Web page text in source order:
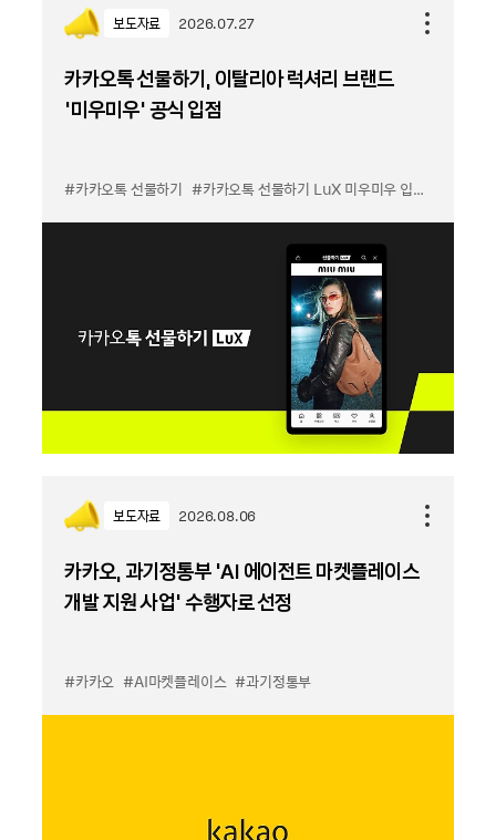
보도자료 2026.07.27
카카오톡 선물하기, 이탈리아 럭셔리 브랜드
'미우미우' 공식 입점
#카카오톡 선물하기 #카카오톡 선물하기 LuX 미우미우 입점
보도자료 2026.08.06
카카오, 과기정통부 ‘AI 에이전트 마켓플레이스
개발 지원 사업’ 수행자로 선정
#카카오 #AI마켓플레이스 #과기정통부